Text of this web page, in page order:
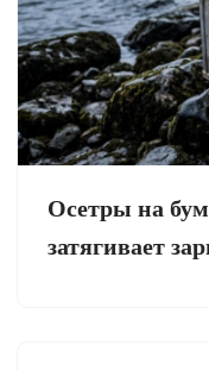
Осетры на
затягивает